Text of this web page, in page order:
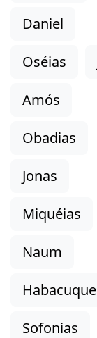
Daniel
Oséias
Amós
Obadias
Jonas
Miquéias
Naum
Habacuque
Sofonias